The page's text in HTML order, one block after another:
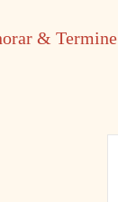
& Termine